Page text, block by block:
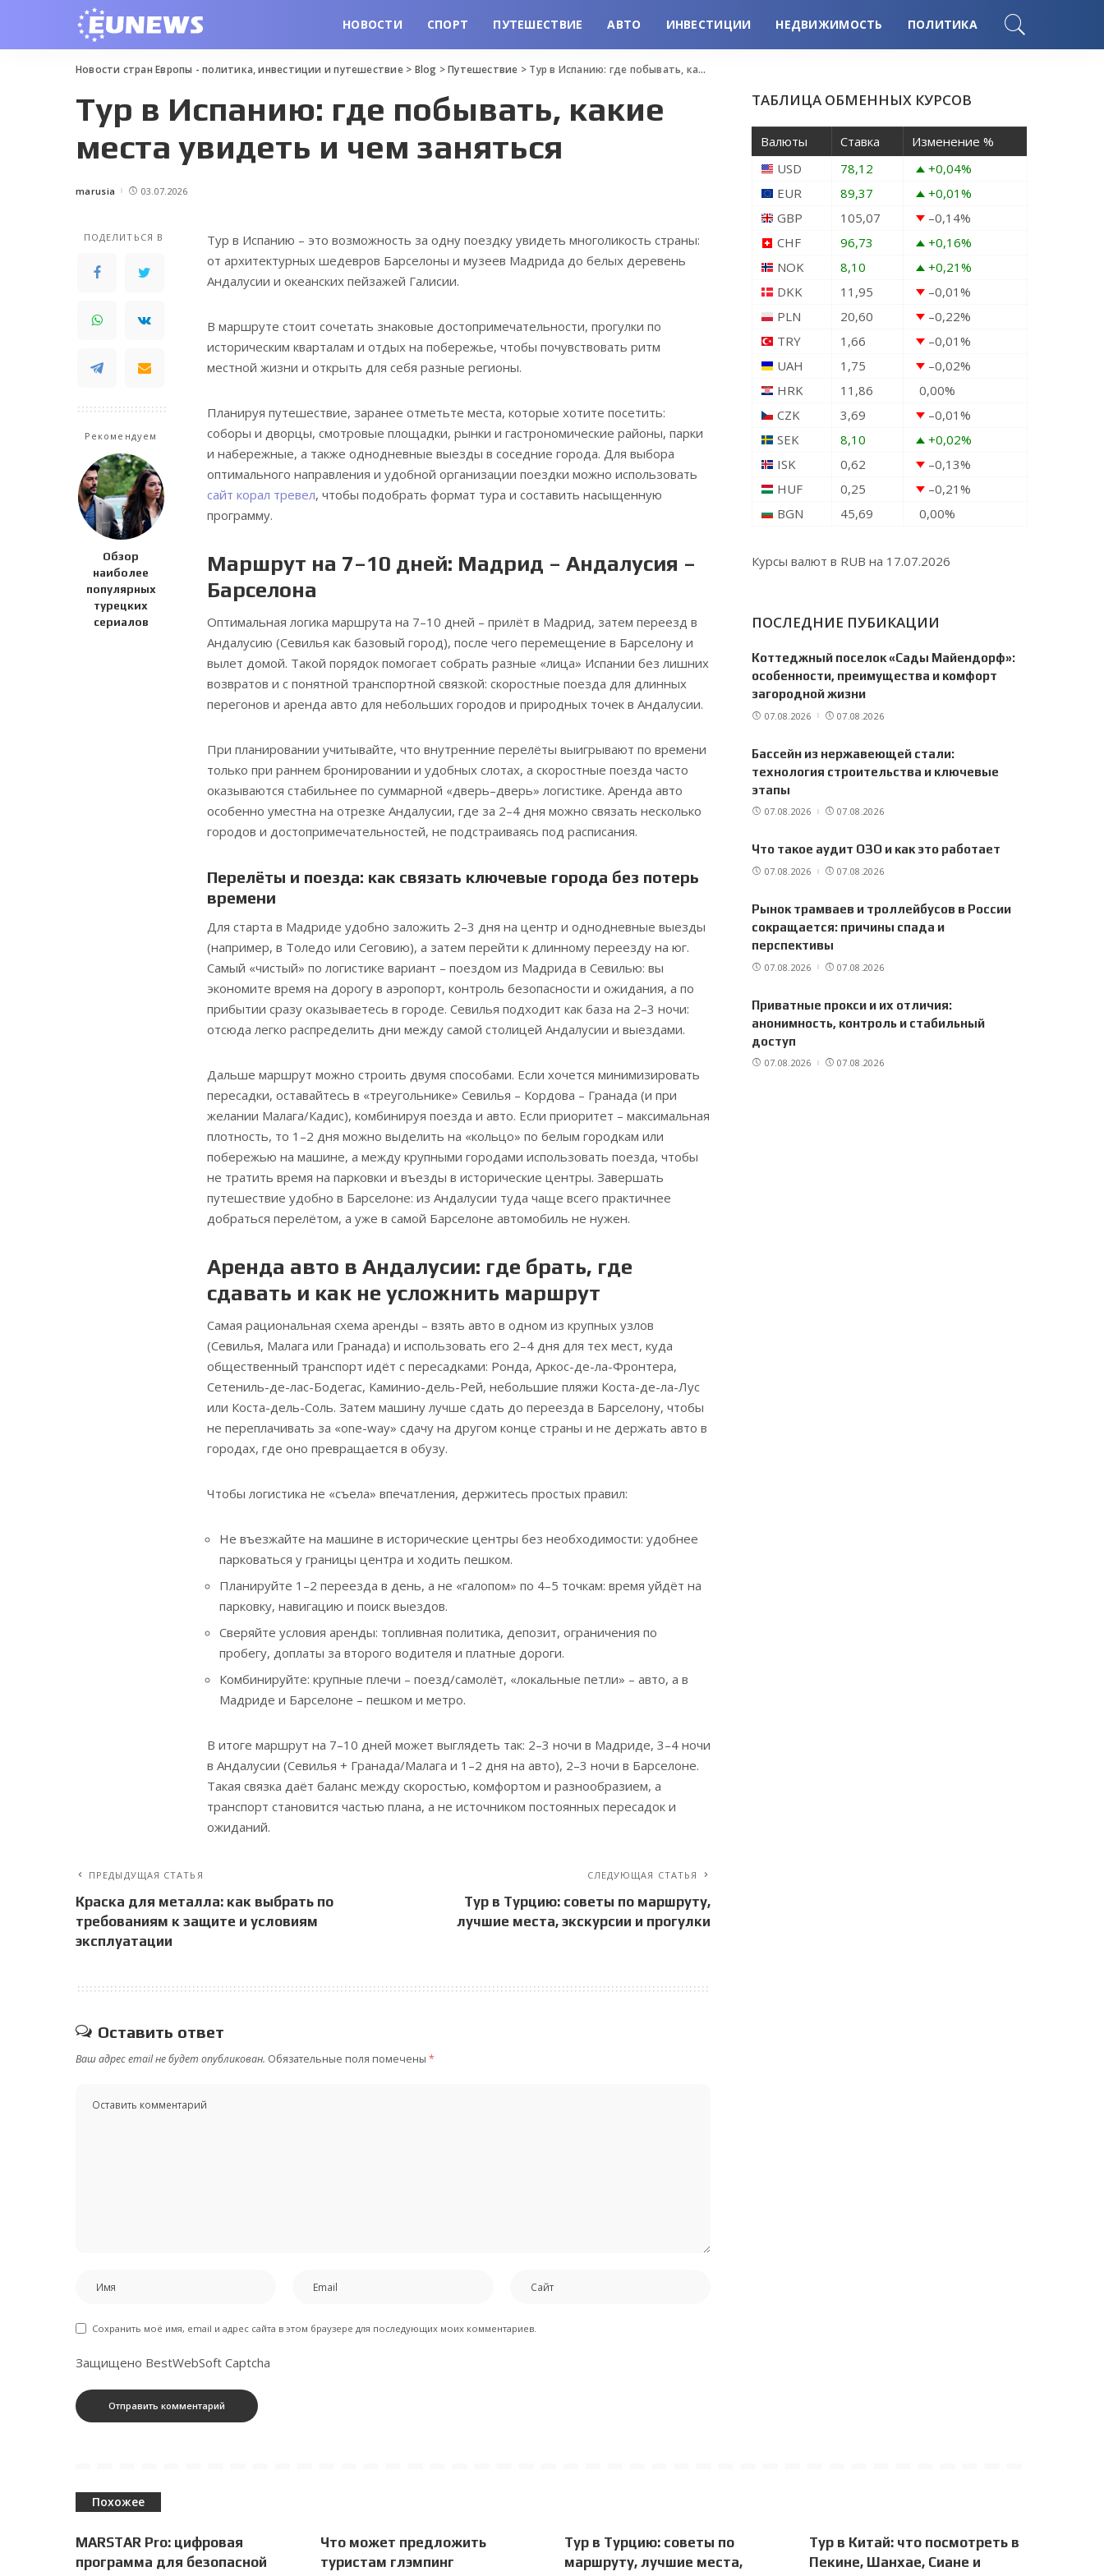
НОВОСТИ СПОРТ ПУТЕШЕСТВИЕ АВТО ИНВЕСТИЦИИ НЕДВИЖИМОСТЬ ПОЛИТИКА
Новости стран Европы - политика, инвестиции и путешествие> Blog >Путешествие > Тур в Испанию: где побывать, какие места увидеть и чем заняться
Тур в Испанию: где побывать, какие
места увидеть и чем заняться
Posted
marusia 03.07.2026
ПОДЕЛИТЬСЯ В
Рекомендуем
Обзор
наиболее
популярных
турецких
сериалов
Тур в Испанию – это возможность за одну поездку увидеть многоликость страны:
от архитектурных шедевров Барселоны и музеев Мадрида до белых деревень
Андалусии и океанских пейзажей Галисии.
В маршруте стоит сочетать знаковые достопримечательности, прогулки по
историческим кварталам и отдых на побережье, чтобы почувствовать ритм
местной жизни и открыть для себя разные регионы.
Планируя путешествие, заранее отметьте места, которые хотите посетить:
соборы и дворцы, смотровые площадки, рынки и гастрономические районы, парки
и набережные, а также однодневные выезды в соседние города. Для выбора
оптимального направления и удобной организации поездки можно использовать
сайт корал тревел, чтобы подобрать формат тура и составить насыщенную
программу.
Маршрут на 7–10 дней: Мадрид – Андалусия –
Барселона
Оптимальная логика маршрута на 7–10 дней – прилёт в Мадрид, затем переезд в
Андалусию (Севилья как базовый город), после чего перемещение в Барселону и
вылет домой. Такой порядок помогает собрать разные «лица» Испании без лишних
возвратов и с понятной транспортной связкой: скоростные поезда для длинных
перегонов и аренда авто для небольших городов и природных точек в Андалусии.
При планировании учитывайте, что внутренние перелёты выигрывают по времени
только при раннем бронировании и удобных слотах, а скоростные поезда часто
оказываются стабильнее по суммарной «дверь–дверь» логистике. Аренда авто
особенно уместна на отрезке Андалусии, где за 2–4 дня можно связать несколько
городов и достопримечательностей, не подстраиваясь под расписания.
Перелёты и поезда: как связать ключевые города без потерь
времени
Для старта в Мадриде удобно заложить 2–3 дня на центр и однодневные выезды
(например, в Толедо или Сеговию), а затем перейти к длинному переезду на юг.
Самый «чистый» по логистике вариант – поездом из Мадрида в Севилью: вы
экономите время на дорогу в аэропорт, контроль безопасности и ожидания, а по
прибытии сразу оказываетесь в городе. Севилья подходит как база на 2–3 ночи:
отсюда легко распределить дни между самой столицей Андалусии и выездами.
Дальше маршрут можно строить двумя способами. Если хочется минимизировать
пересадки, оставайтесь в «треугольнике» Севилья – Кордова – Гранада (и при
желании Малага/Кадис), комбинируя поезда и авто. Если приоритет – максимальная
плотность, то 1–2 дня можно выделить на «кольцо» по белым городкам или
побережью на машине, а между крупными городами использовать поезда, чтобы
не тратить время на парковки и въезды в исторические центры. Завершать
путешествие удобно в Барселоне: из Андалусии туда чаще всего практичнее
добраться перелётом, а уже в самой Барселоне автомобиль не нужен.
Аренда авто в Андалусии: где брать, где
сдавать и как не усложнить маршрут
Самая рациональная схема аренды – взять авто в одном из крупных узлов
(Севилья, Малага или Гранада) и использовать его 2–4 дня для тех мест, куда
общественный транспорт идёт с пересадками: Ронда, Аркос-де-ла-Фронтера,
Сетениль-де-лас-Бодегас, Каминио-дель-Рей, небольшие пляжи Коста-де-ла-Лус
или Коста-дель-Соль. Затем машину лучше сдать до переезда в Барселону, чтобы
не переплачивать за «one-way» сдачу на другом конце страны и не держать авто в
городах, где оно превращается в обузу.
Чтобы логистика не «съела» впечатления, держитесь простых правил:
Не въезжайте на машине в исторические центры без необходимости: удобнее
парковаться у границы центра и ходить пешком.
Планируйте 1–2 переезда в день, а не «галопом» по 4–5 точкам: время уйдёт на
парковку, навигацию и поиск выездов.
Сверяйте условия аренды: топливная политика, депозит, ограничения по
пробегу, доплаты за второго водителя и платные дороги.
Комбинируйте: крупные плечи – поезд/самолёт, «локальные петли» – авто, а в
Мадриде и Барселоне – пешком и метро.
В итоге маршрут на 7–10 дней может выглядеть так: 2–3 ночи в Мадриде, 3–4 ночи
в Андалусии (Севилья + Гранада/Малага и 1–2 дня на авто), 2–3 ночи в Барселоне.
Такая связка даёт баланс между скоростью, комфортом и разнообразием, а
транспорт становится частью плана, а не источником постоянных пересадок и
ожиданий.
ПРЕДЫДУЩАЯ СТАТЬЯ
Краска для металла: как выбрать по
требованиям к защите и условиям
эксплуатации
СЛЕДУЮЩАЯ СТАТЬЯ
Тур в Турцию: советы по маршруту,
лучшие места, экскурсии и прогулки
Оставить ответ
Ваш адрес email не будет опубликован. Обязательные поля помечены *
Сохранить моё имя, email и адрес сайта в этом браузере для последующих моих комментариев.
Защищено BestWebSoft Captcha
ТАБЛИЦА ОБМЕННЫХ КУРСОВ
Валюты Ставка
Изменение %
USD
78,12 +0,04%
EUR
89,37 +0,01%
GBP
105,07 –0,14%
CHF
96,73 +0,16%
NOK
8,10 +0,21%
DKK
11,95 –0,01%
PLN
20,60 –0,22%
TRY
1,66 –0,01%
UAH
1,75 –0,02%
HRK
11,86 0,00%
CZK
3,69 –0,01%
SEK
8,10 +0,02%
ISK
0,62 –0,13%
HUF
0,25 –0,21%
BGN
45,69 0,00%
Курсы валют в RUB на 17.07.2026
ПОСЛЕДНИЕ ПУБИКАЦИИ
Коттеджный поселок «Сады Майендорф»:
особенности, преимущества и комфорт
загородной жизни
07.08.2026 07.08.2026
Бассейн из нержавеющей стали:
технология строительства и ключевые
этапы
07.08.2026 07.08.2026
Что такое аудит ОЗО и как это работает
07.08.2026 07.08.2026
Рынок трамваев и троллейбусов в России
сокращается: причины спада и
перспективы
07.08.2026 07.08.2026
Приватные прокси и их отличия:
анонимность, контроль и стабильный
доступ
07.08.2026 07.08.2026
Похожее
MARSTAR Pro: цифровая
программа для безопасной
Что может предложить
туристам глэмпинг
Тур в Турцию: советы по
маршруту, лучшие места,
Тур в Китай: что посмотреть в
Пекине, Шанхае, Сиане и